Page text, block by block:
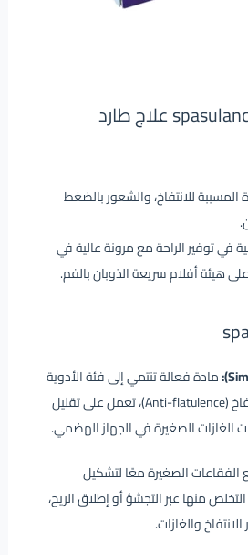
spasulance علاج طارد
المسببة للانتفاخ، والشعور بالضغط
في توفير الراحة مع مرونة عالية في
هيئة أفلام سريعة الذوبان بالفم.
مادة فعالة تنتمي إلى فئة الأدوية
المعروفة بمضادات الانتفاخ (Anti-flatulence)، تعمل على تقليل
الصغيرة في الجهاز الهضمي.
الفقاعات الصغيرة معًا لتشكيل
منها عبر التجشؤ أو إطلاق الريح،
والغازات.